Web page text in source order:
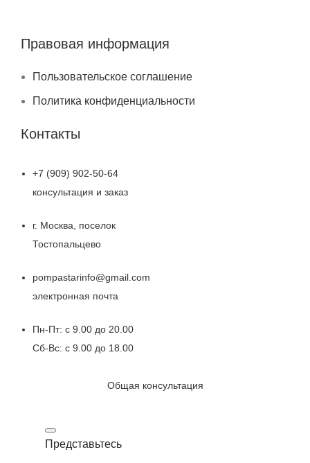
Правовая информация
Пользовательское соглашение
Политика конфиденциальности
Контакты
+7 (909) 902-50-64
консультация и заказ
г. Москва, поселок
Тостопальцево
pompastarinfo@gmail.com
электронная почта
Пн-Пт: с 9.00 до 20.00
Сб-Вс: с 9.00 до 18.00
Общая консультация
Представьтесь